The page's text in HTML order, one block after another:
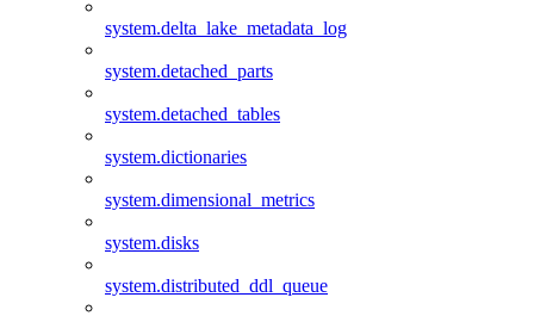
system.delta_lake_metadata_log
system.detached_parts
system.detached_tables
system.dictionaries
system.dimensional_metrics
system.disks
system.distributed_ddl_queue